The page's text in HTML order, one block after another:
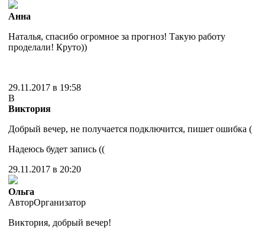
Анна
Наталья, спасибо огромное за прогноз! Такую работу
проделали! Круто))
29.11.2017 в 19:58
В
Виктория
Добрый вечер, не получается подключится, пишет ошибка (
Надеюсь будет запись ((
29.11.2017 в 20:20
Ольга
АвторОрганизатор
Виктория, добрый вечер!